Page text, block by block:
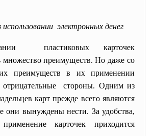
электронных денег
пластиковых карточек
множество преимуществ. Но даже со
преимуществ в их применении
стороны. Одним из
карт прежде всего являются
они вынуждены нести. За удобства,
карточек приходится